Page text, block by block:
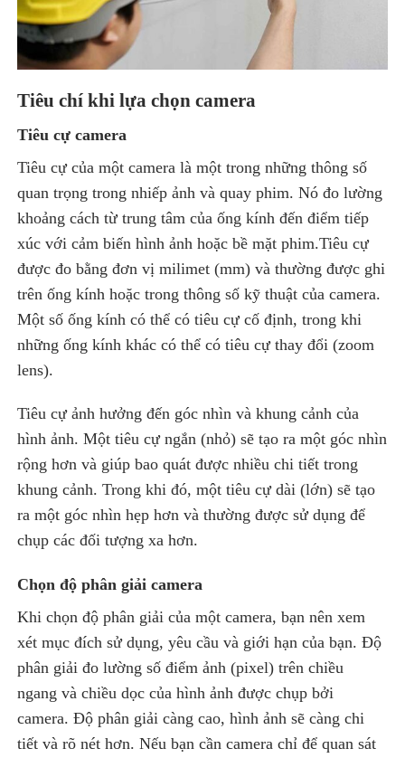
Tiêu chí khi lựa chọn camera
Tiêu cự camera
Tiêu cự của một camera là một trong những thông số
quan trọng trong nhiếp ảnh và quay phim. Nó đo lường
khoảng cách từ trung tâm của ống kính đến điểm tiếp
xúc với cảm biến hình ảnh hoặc bề mặt phim.Tiêu cự
được đo bằng đơn vị milimet (mm) và thường được ghi
trên ống kính hoặc trong thông số kỹ thuật của camera.
Một số ống kính có thể có tiêu cự cố định, trong khi
những ống kính khác có thể có tiêu cự thay đổi (zoom
lens).
Tiêu cự ảnh hưởng đến góc nhìn và khung cảnh của
hình ảnh. Một tiêu cự ngắn (nhỏ) sẽ tạo ra một góc nhìn
rộng hơn và giúp bao quát được nhiều chi tiết trong
khung cảnh. Trong khi đó, một tiêu cự dài (lớn) sẽ tạo
ra một góc nhìn hẹp hơn và thường được sử dụng để
chụp các đối tượng xa hơn.
Chọn độ phân giải camera
Khi chọn độ phân giải của một camera, bạn nên xem
xét mục đích sử dụng, yêu cầu và giới hạn của bạn. Độ
phân giải đo lường số điểm ảnh (pixel) trên chiều
ngang và chiều dọc của hình ảnh được chụp bởi
camera. Độ phân giải càng cao, hình ảnh sẽ càng chi
tiết và rõ nét hơn. Nếu bạn cần camera chỉ để quan sát